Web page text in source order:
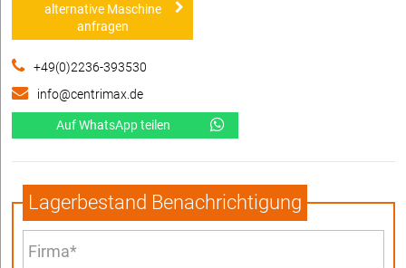
alternative Maschine
anfragen
+49(0)2236-393530
info@centrimax.de
Auf WhatsApp teilen
Lagerbestand Benachrichtigung